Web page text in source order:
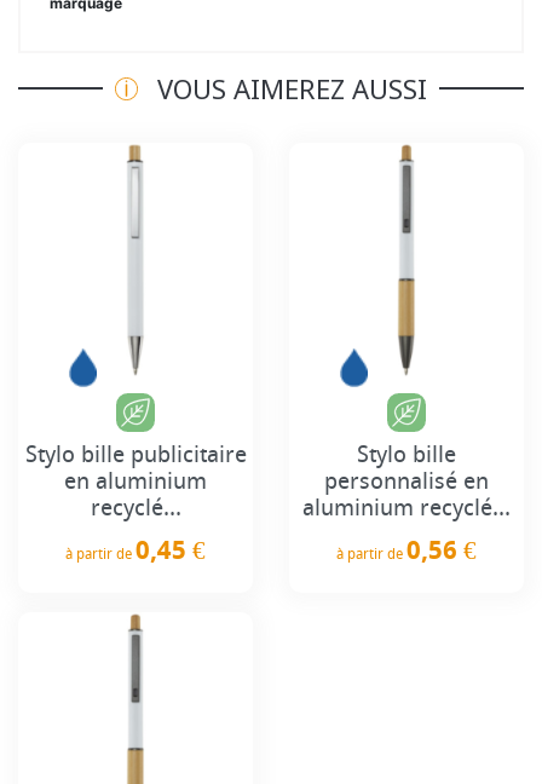
VOUS AIMEREZ AUSSI
Stylo bille publicitaire
en aluminium
recyclé...
à partir de 0,45 €
Stylo bille
personnalisé en
aluminium recyclé...
à partir de 0,56 €